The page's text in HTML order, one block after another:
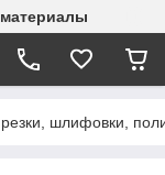
шлифовки,